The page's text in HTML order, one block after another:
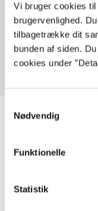
Vi bruger cookies
brugervenlighed.
tilbagetrække dit
bunden af siden.
cookies under
Nødvendig
Funktionelle
Statistik
Artikler med
Fra
Artikler